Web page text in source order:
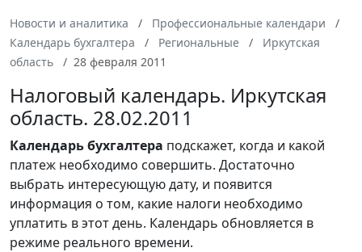
Новости и аналитика
Профессиональные календари
Календарь бухгалтера
Региональные
Иркутская
область
28 февраля 2011
Налоговый календарь. Иркутская
область. 28.02.2011
Календарьбухгалтера подскажет, когда и какой
платеж необходимо совершить. Достаточно
выбрать интересующую дату, и появится
информация о том, какие налоги необходимо
уплатить в этот день. Календарь обновляется в
режиме реального времени.